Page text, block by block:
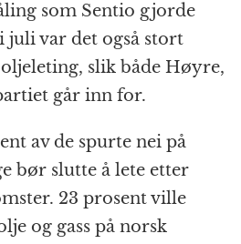
som Sentio gjorde
juli var det også stort
slik både Høyre,
går inn for.
av de spurte nei på
bør slutte å lete etter
23 prosent ville
og gass på norsk